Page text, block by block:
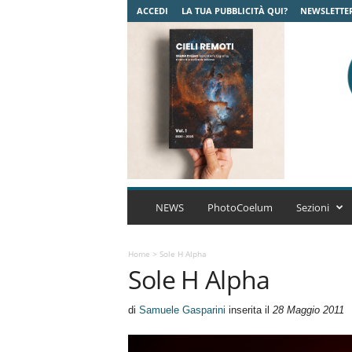
ACCEDI LA TUA PUBBLICITÀ QUI?
C
r
NEWS PhotoCoelum Sezioni
Home > Sole H Alpha
Sole H Alpha
di Samuele Gasparini inserita il 28 Maggio 2011